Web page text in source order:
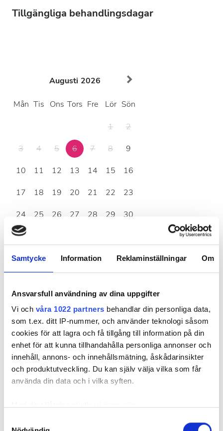
Samtycke Information Reklaminställningar Om
Ansvarsfull användning av dina uppgifter
Vi och våra 1022 partners behandlar din personliga data,
som t.ex. ditt IP-nummer, och använder teknologi såsom
cookies för att lagra och få tillgång till information på din
enhet för att kunna tillhandahålla personliga annonser och
innehåll, annons- och innehållsmätning, åskådarinsikter
och produktutveckling. Du kan själv välja vilka som får
använda din data och i vilka syften.
Tillgängliga behandlingsdagar
Augusti 2026
Mån Tis Ons Tors Fre Lör Sön
1
2
3
4 5 6 7 8
9
10
11 12 13 14 15
16
17
18 19 20 21 22
23
24
25 26 27 28 29
30
31
Öppettider
måndag
tisdag 08.00 - 22.00
onsdag 00.00 - 23.59
torsdag 08.00 - 22.00